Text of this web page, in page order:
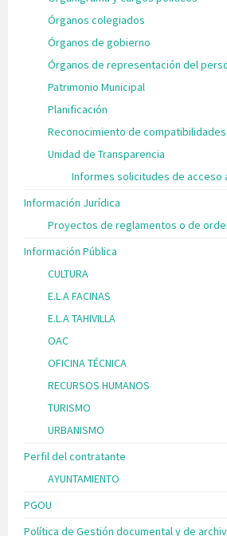
Órganos colegiados
Órganos de gobierno
Órganos de representación del
Patrimonio Municipal
Planificación
Reconocimiento de compatibilidades
Unidad de Transparencia
Informes solicitudes de acceso
Información Jurídica
Proyectos de reglamentos o de
Información Pública
CULTURA
E.L.A FACINAS
E.L.A TAHIVILLA
OAC
OFICINA TÉCNICA
RECURSOS HUMANOS
TURISMO
URBANISMO
Perfil del contratante
AYUNTAMIENTO
PGOU
Política de Gestión documental y de